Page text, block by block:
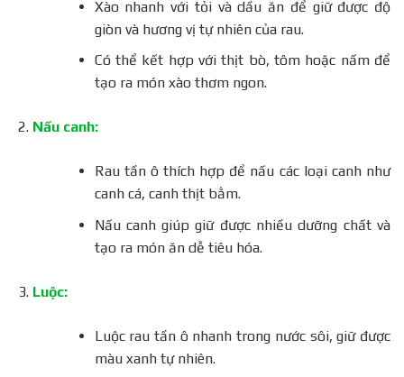
Xào nhanh với tỏi và dầu ăn để giữ được độ
giòn và hương vị tự nhiên của rau.
Có thể kết hợp với thịt bò, tôm hoặc nấm để
tạo ra món xào thơm ngon.
Nấu canh:
Rau tần ô thích hợp để nấu các loại canh như
canh cá, canh thịt bằm.
Nấu canh giúp giữ được nhiều dưỡng chất và
tạo ra món ăn dễ tiêu hóa.
Luộc:
Luộc rau tần ô nhanh trong nước sôi, giữ được
màu xanh tự nhiên.